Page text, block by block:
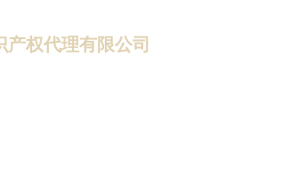
产权代理有限公司